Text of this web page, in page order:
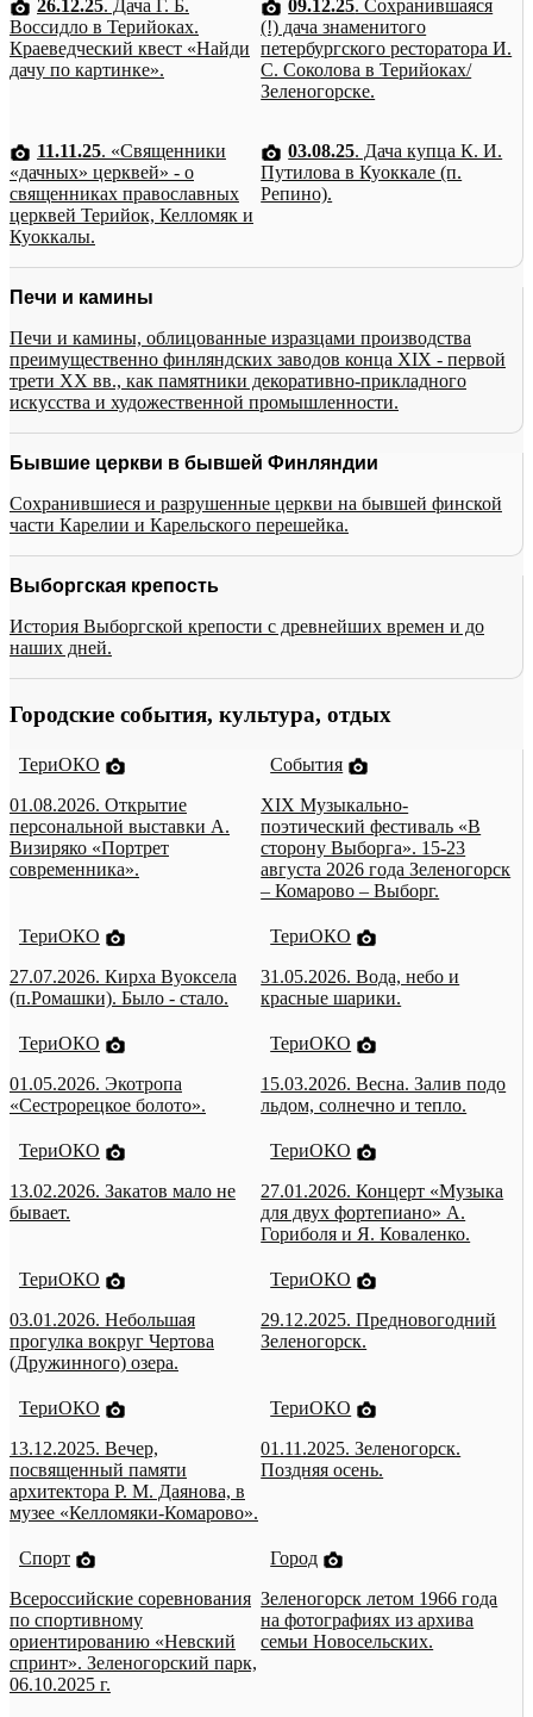
26.12.25. Дача Г. Б.
Воссидло в Терийоках.
Краеведческий квест «Найди
дачу по картинке».
09.12.25. Сохранившаяся
(!) дача знаменитого
петербургского ресторатора И.
С. Соколова в Терийоках/
Зеленогорске.
11.11.25. «Священники
«дачных» церквей» - о
священниках православных
церквей Терийок, Келломяк и
Куоккалы.
03.08.25. Дача купца К. И.
Путилова в Куоккале (п.
Репино).
Печи и камины
Печи и камины, облицованные изразцами производства
преимущественно финляндских заводов конца XIX - первой
трети XX вв., как памятники декоративно-прикладного
искусства и художественной промышленности.
Бывшие церкви в бывшей Финляндии
Сохранившиеся и разрушенные церкви на бывшей финской
части Карелии и Карельского перешейка.
Выборгская крепость
История Выборгской крепости с древнейших времен и до
наших дней.
Городские события, культура, отдых
ТериОКО
01.08.2026. Открытие
персональной выставки А.
Визиряко «Портрет
современника».
События
XIX Музыкально-
поэтический фестиваль «В
сторону Выборга». 15-23
августа 2026 года Зеленогорск
– Комарово – Выборг.
ТериОКО
27.07.2026. Кирха Вуоксела
(п.Ромашки). Было - стало.
ТериОКО
31.05.2026. Вода, небо и
красные шарики.
ТериОКО
01.05.2026. Экотропа
«Сестрорецкое болото».
ТериОКО
15.03.2026. Весна. Залив подо
льдом, солнечно и тепло.
ТериОКО
13.02.2026. Закатов мало не
бывает.
ТериОКО
27.01.2026. Концерт «Музыка
для двух фортепиано» А.
Гориболя и Я. Коваленко.
ТериОКО
03.01.2026. Небольшая
прогулка вокруг Чертова
(Дружинного) озера.
ТериОКО
29.12.2025. Предновогодний
Зеленогорск.
ТериОКО
13.12.2025. Вечер,
посвященный памяти
архитектора Р. М. Даянова, в
музее «Келломяки-Комарово».
ТериОКО
01.11.2025. Зеленогорск.
Поздняя осень.
Спорт
Всероссийские соревнования
по спортивному
ориентированию «Невский
спринт». Зеленогорский парк,
06.10.2025 г.
Город
Зеленогорск летом 1966 года
на фотографиях из архива
семьи Новосельских.